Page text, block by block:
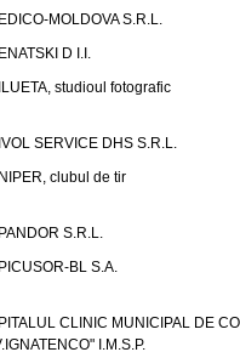
MOLDOVA S.R.L.
D I.I.
studioul fotografic
SERVICE DHS S.R.L.
clubul de tir
S.R.L.
BL S.A.
CLINIC MUNICIPAL DE
I.M.S.P.